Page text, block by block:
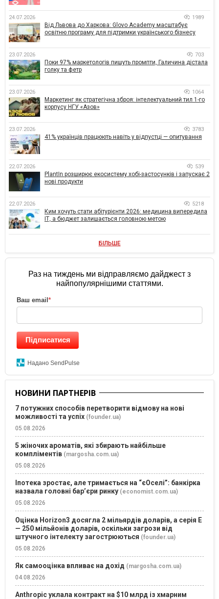
24.07.2026 1989
Від Львова до Харкова: Glovo Academy масштабує
освітню програму для підтримки українського бізнесу
23.07.2026 703
Поки 97% маркетологів пишуть промпти, Галичина дістала
голку та фетр
23.07.2026 1064
Маркетинг як стратегічна зброя: інтелектуальний тил 1-го
корпусу НГУ «Азов»
23.07.2026 3783
41% українців працюють навіть у відпустці — опитування
22.07.2026 539
PlantIn розширює екосистему хобі-застосунків і запускає 2
нові продукти
22.07.2026 5218
Ким хочуть стати абітурієнти 2026: медицина випередила
ІТ, а бюджет залишається головною метою
БІЛЬШЕ
Раз на тиждень ми відправляємо дайджест з
найпопулярнішими статтями.
Ваш email*
Підписатися
Надано SendPulse
НОВИНИ ПАРТНЕРІВ
7 потужних способів перетворити відмову на нові
можливості та успіх (founder.ua)
05.08.2026
5 жіночих ароматів, які збирають найбільше
компліментів (margosha.com.ua)
05.08.2026
Іпотека зростає, але тримається на “єОселі”: банкірка
назвала головні бар’єри ринку (economist.com.ua)
05.08.2026
Оцінка Horizon3 досягла 2 мільярдів доларів, а серія E
— 250 мільйонів доларів, оскільки загрози від
штучного інтелекту загострюються (founder.ua)
05.08.2026
Як самооцінка впливає на дохід (margosha.com.ua)
04.08.2026
Anthropic уклала контракт на $10 млрд із хмарним